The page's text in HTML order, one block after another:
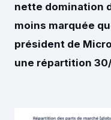
nette domination
moins marquée
président de
une répartition